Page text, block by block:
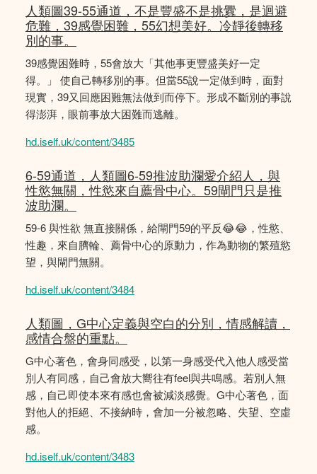
人類圖39-55通道，不是豐盛不是挑釁，是迴避
危難，39感覺困難，55幻想美好。冷靜後轉移
別的事。
39感覺困難時，55會放大「其他事更豐盛美好一定
得。」 使自己轉移別的事。但當55說一定做到時，面對
現實，39又回應困難無法做到而停下。形成不斷別的事說
得澎湃，眼前事放大困難而逃離。
hd.iself.uk/content/3485
6-59通道，人類圖6-59推波助瀾愛介紹人，與
性慾無關，性慾來自薦骨中心。59閘門只是推
波助瀾。
59-6 與性欲 無直接關係，給閘門59的平反😂😂，性慾、
性趣，來自臍輪、薦骨中心的原動力，作為動物的繁殖慾
望，與閘門無關。
hd.iself.uk/content/3484
人類圖，G中心定義與空白的分別，情感解讀，
感情合盤的重點。
G中心著色，會身同感受，以第一身感受代入他人感受當
別人有同感，自己會放大嚮往有feel與共鳴感。若別人無
感，自己即使本來有感也會被減淡感覺。G中心著色，面
對他人的拒絕、不接納時，會加一分被忽略、失望、空虛
感。
hd.iself.uk/content/3483